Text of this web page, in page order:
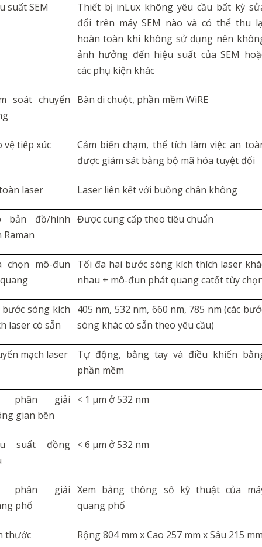
suất SEM
Thiết bị inLux không yêu cầu bất kỳ
đổi trên máySEM nào và có thể thu
hoàn toàn khi không sử dụng nên
ảnh hưởng đến hiệu suất của SEM
các phụ kiện khác
soát chuyển
Bàn di chuột, phần mềm WiRE
vệ tiếp xúc Cảm biến chạm, thể tích làm việc an
được giám sátbằng bộ mã hóa tuyệt đối
laser Laser liên kết với buồng chân không
bản đồ/hình
Raman
Được cung cấp theo tiêu chuẩn
chọn mô-đun
Tối đa hai bước sóng kích thích laser
nhau + mô-đun phát quang catốt tùy
bước sóng kích
laser có sẵn
405 nm, 532 nm, 660 nm, 785 nm (các
sóng khác có sẵn theo yêu cầu)
mạch laser Tự động, bằng tayvà điều khiển
phần mềm
phân giải
gian bên
< 1 µm ở 532 nm
suất đồng
< 6 µm ở 532 nm
phân giải
phổ
Xem bảng thông số kỹ thuật của
quang phổ
thước Rộng 804 mm x Cao 257 mm x Sâu 215